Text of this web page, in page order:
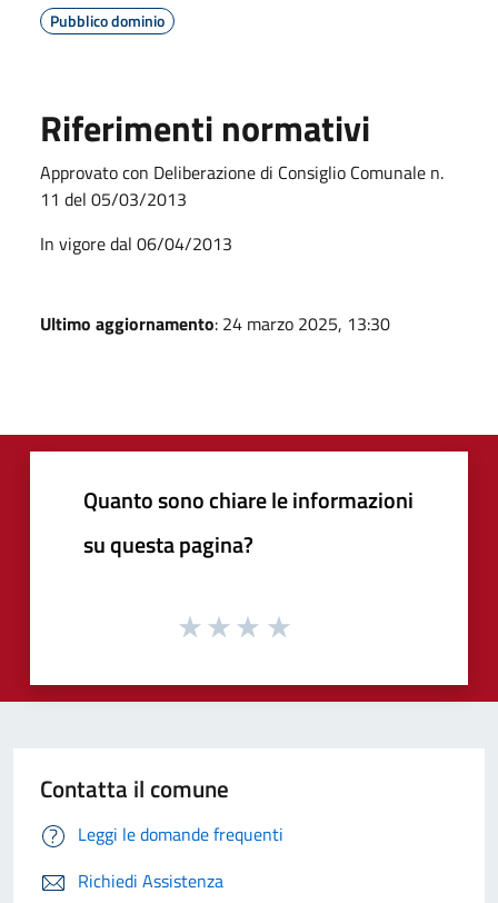
Pubblico dominio
Riferimenti normativi
Approvato con Deliberazione di Consiglio Comunale n.
11 del 05/03/2013
In vigore dal 06/04/2013
Ultimo aggiornamento: 24 marzo 2025, 13:30
Quanto sono chiare le informazioni
su questa pagina?
Contatta il comune
Leggi le domande frequenti
Richiedi Assistenza